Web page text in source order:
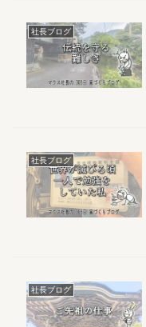
社長ブログ
社長ブログ
社長ブログ